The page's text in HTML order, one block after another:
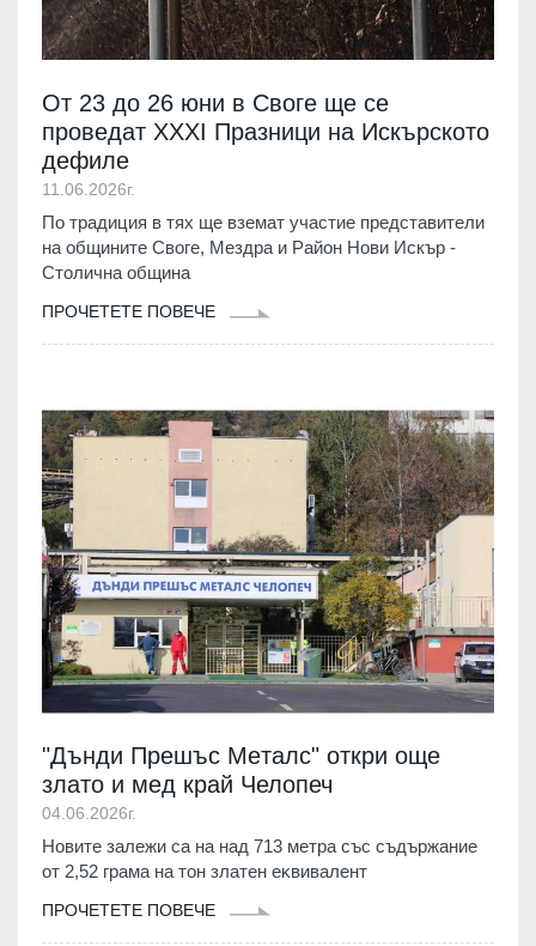
От 23 до 26 юни в Своге ще се
проведат XXXI Празници на Искърското
дефиле
11.06.2026г.
По традиция в тях ще вземат участие представители
на общините Своге, Мездра и Район Нови Искър -
Столична община
ПРОЧЕТЕТЕ ПОВЕЧЕ
"Дънди Πpeшъc Meтaлc" откри още
злато и мед край Челопеч
04.06.2026г.
Новите залежи са на нaд 713 мeтpa cъc cъдъpжaниe
oт 2,52 гpaмa нa тoн злaтeн eĸвивaлeнт
ПРОЧЕТЕТЕ ПОВЕЧЕ